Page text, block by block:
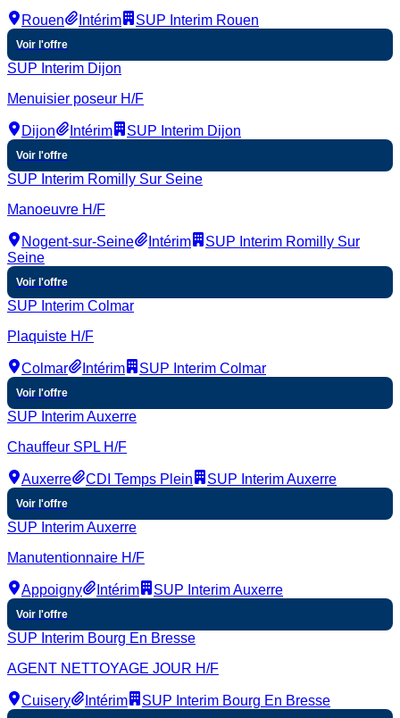
Rouen Intérim SUP Interim Rouen
Voir l'offre
SUP Interim Dijon
Menuisier poseur H/F
Dijon Intérim SUP Interim Dijon
Voir l'offre
SUP Interim Romilly Sur Seine
Manoeuvre H/F
Nogent-sur-Seine Intérim
SUP Interim Romilly Sur
Seine
Voir l'offre
SUP Interim Colmar
Plaquiste H/F
Colmar Intérim SUP Interim Colmar
Voir l'offre
SUP Interim Auxerre
Chauffeur SPL H/F
Auxerre CDI Temps Plein SUP Interim Auxerre
Voir l'offre
SUP Interim Auxerre
Manutentionnaire H/F
Appoigny Intérim SUP Interim Auxerre
Voir l'offre
SUP Interim Bourg En Bresse
AGENT NETTOYAGE JOUR H/F
Cuisery Intérim SUP Interim Bourg En Bresse